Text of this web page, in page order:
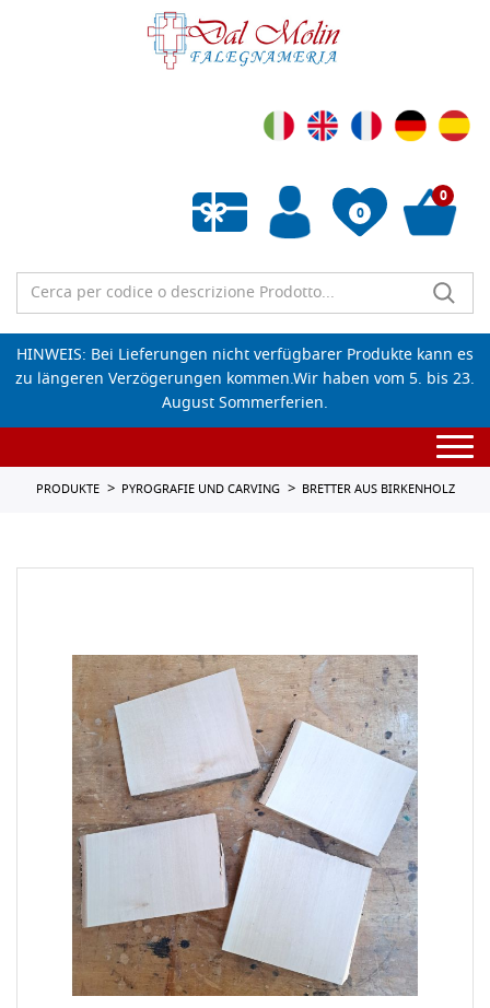
0
Wunschliste leeren
0
HINWEIS: Bei Lieferungen nicht verfügbarer Produkte kann es
zu längeren Verzögerungen kommen.Wir haben vom 5. bis 23.
August Sommerferien.
PRODUKTE PYROGRAFIE UND CARVING BRETTER AUS BIRKENHOLZ